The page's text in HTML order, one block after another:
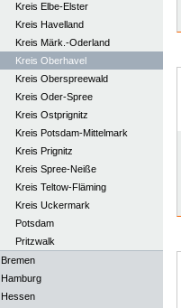
Kreis Elbe-Elster
Kreis Havelland
Kreis Märk.-Oderland
Kreis Oberhavel
Kreis Oberspreewald
Kreis Oder-Spree
Kreis Ostprignitz
Kreis Potsdam-Mittelmark
Kreis Prignitz
Kreis Spree-Neiße
Kreis Teltow-Fläming
Kreis Uckermark
Potsdam
Pritzwalk
Bremen
Hamburg
Hessen